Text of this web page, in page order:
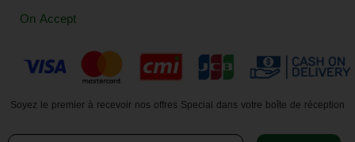
On Accept
Soyez le premier à recevoir nos offres Special dans votre boîte de réception